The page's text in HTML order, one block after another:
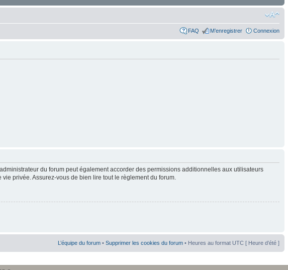
FAQ M’enregistrer Connexion
du forum peut également accorder des permissions additionnelles aux utilisateurs
privée. Assurez-vous de bien lire tout le règlement du forum.
L’équipe du forum • Supprimer les cookies du forum • Heures au format UTC [ Heure d’été ]